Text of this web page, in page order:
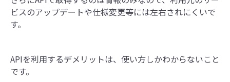
ビスのアップデートや仕様変更等には左右されにくいで
す。
APIを利用するデメリットは、使い方しかわからないこと
です。